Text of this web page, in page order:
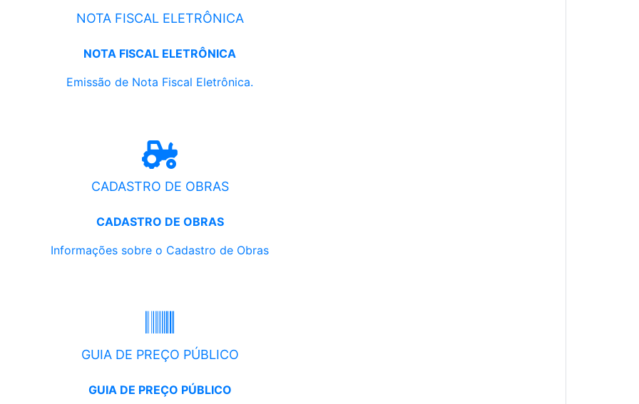
NOTA FISCAL ELETRÔNICA
NOTA FISCAL ELETRÔNICA
Emissão de Nota Fiscal Eletrônica.
CADASTRO DE OBRAS
CADASTRO DE OBRAS
Informações sobre o Cadastro de Obras
GUIA DE PREÇO PÚBLICO
GUIA DE PREÇO PÚBLICO